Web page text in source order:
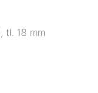
tl. 18 mm